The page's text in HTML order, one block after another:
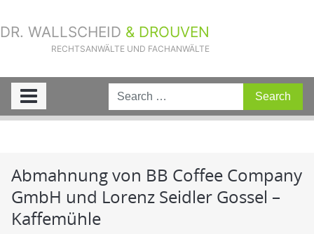
DR. WALLSCHEID & DROUVEN
RECHTSANWÄLTE UND FACHANWÄLTE
Sie sind hier: Aktuelle Fälle»
Abmahnung von BB Coffee
Company GmbH und Lorenz Seidler Gossel – Kaffemühle
Abmahnung von BB Coffee Company
GmbH und Lorenz Seidler Gossel –
Kaffemühle